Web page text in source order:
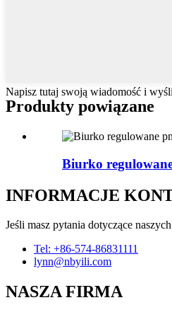
Napisz tutaj swoją wiadomość i
Produkty powiązane
Biurko
INFORMACJE
Jeśli masz pytania dotyczące
Tel: +86-574-86831111
lynn@nbyili.com
NASZA FIRMA